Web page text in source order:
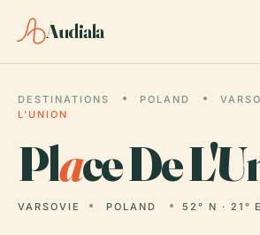
Audiala
DESTINATIONS POLAND
L'UNION
Place De
VARSOVIE POLAND 52° N · 21° E